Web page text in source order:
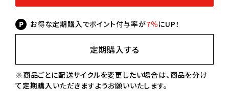
お得な定期購入でポイント付与率が7％にUP！
定期購入する
※商品ごとに配送サイクルを変更したい場合は、商品を分け
て定期購入いただきますようお願いいたします。